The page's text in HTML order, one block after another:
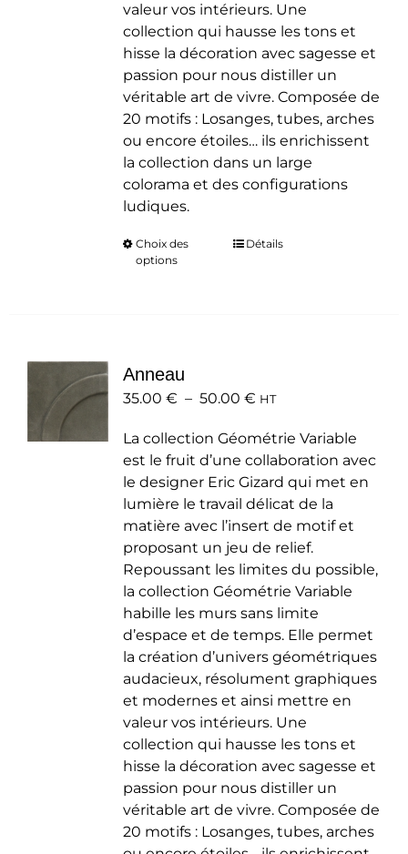
valeur vos intérieurs. Une
collection qui hausse les tons et
hisse la décoration avec sagesse et
passion pour nous distiller un
véritable art de vivre. Composée de
20 motifs : Losanges, tubes, arches
ou encore étoiles… ils enrichissent
la collection dans un large
colorama et des configurations
ludiques.
Choix des
options
Ce
peuvent
choisies
sur
la
page
du
produit
Détails
Anneau
35.00 € – 50.00 €Plage
prix :
35.00 €
à
50.00 €
HT
La collection Géométrie Variable
est le fruit d’une collaboration avec
le designer Eric Gizard qui met en
lumière le travail délicat de la
matière avec l’insert de motif et
proposant un jeu de relief.
Repoussant les limites du possible,
la collection Géométrie Variable
habille les murs sans limite
d’espace et de temps. Elle permet
la création d’univers géométriques
audacieux, résolument graphiques
et modernes et ainsi mettre en
valeur vos intérieurs. Une
collection qui hausse les tons et
hisse la décoration avec sagesse et
passion pour nous distiller un
véritable art de vivre. Composée de
20 motifs : Losanges, tubes, arches